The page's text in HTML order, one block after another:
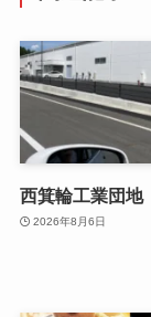
西箕輪工業団地
2026年8月6日